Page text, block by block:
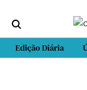
Edição Diária